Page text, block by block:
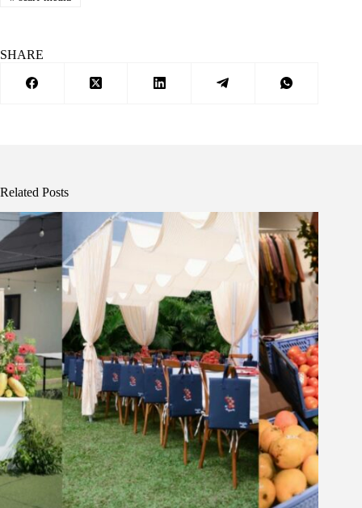
SHARE
Related Posts